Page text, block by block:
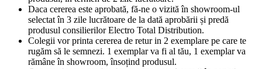
Daca cererea este aprobată, fă-ne o vizită în showroom-ul
selectat în 3 zile lucrătoare de la dată aprobării și predă
produsul consilierilor Electro Total Distribution.
Colegii vor printa cererea de retur in 2 exemplare pe care te
rugăm să le semnezi. 1 exemplar va fi al tău, 1 exemplar va
rămâne în showroom, însoțind produsul.